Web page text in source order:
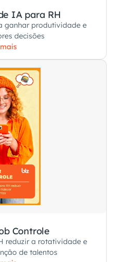
IA para RH
ganhar produtividade e
decisões
Controle
reduzir a rotatividade e
de talentos